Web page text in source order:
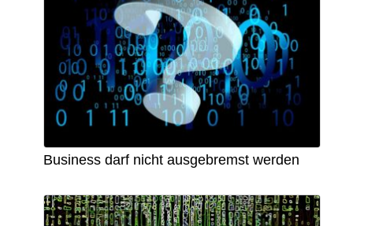
Business darf nicht ausgebremst werden